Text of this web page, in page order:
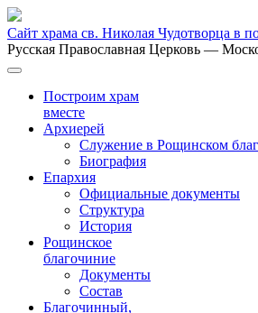
Сайт храма св. Николая Чудотворца в
Русская Православная Церковь —
Построим храм
вместе
Архиерей
Служение в Рощинском
Биография
Епархия
Официальные документы
Структура
История
Рощинское
благочиние
Документы
Состав
Благочинный,